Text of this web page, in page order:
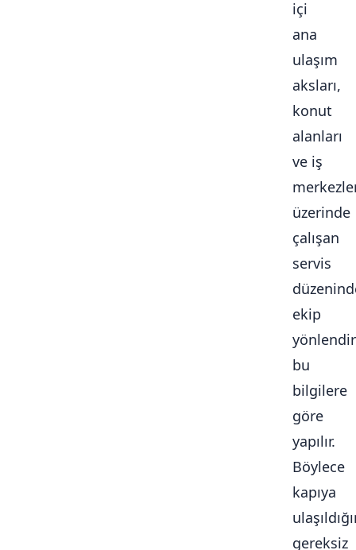
içi
ana
ulaşım
aksları,
konut
alanları
ve iş
üzerinde
çalışan
servis
ekip
bu
bilgilere
göre
yapılır.
Böylece
kapıya
gereksiz